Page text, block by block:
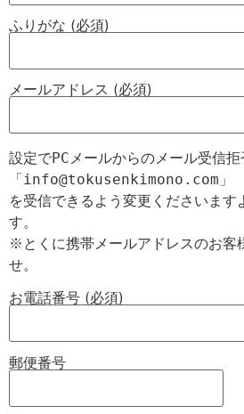
ふりがな (必須)
メールアドレス (必須)
設定でPCメールからのメール受信拒
「info@tokusenkimono.com」
を受信できるよう変更くださいます
す。
※とくに携帯メールアドレスのお客
お電話番号 (必須)
郵便番号